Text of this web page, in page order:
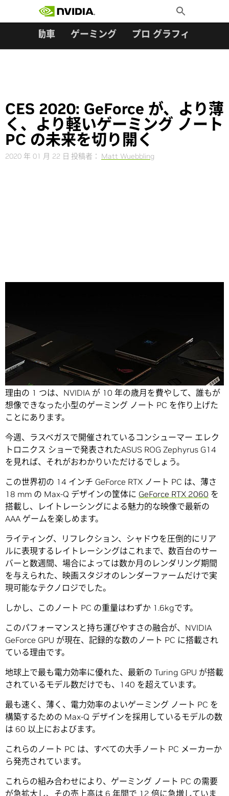
Toggle
Search
自動車 ゲーミング プロ グラフィックス
CES 2020: GeForce が、より薄
く、より軽いゲーミング ノート
PC の未来を切り開く
2020 年 01 月 22 日 投稿者： Matt Wuebbling
PC ゲーミングはかつてないほど普及しています。その主な
理由の 1 つは、NVIDIA が 10 年の歳月を費やして、誰もが
想像できなった小型のゲーミング ノート PC を作り上げた
ことにあります。
今週、ラスベガスで開催されているコンシューマー エレク
トロニクス ショーで発表されたASUS ROG Zephyrus G14
を見れば、それがおわかりいただけるでしょう。
この世界初の 14 インチ GeForce RTX ノート PC は、薄さ
18 mm の Max-Q デザインの筐体に GeForce RTX 2060 を
搭載し、レイトレーシングによる魅力的な映像で最新の
AAA ゲームを楽しめます。
ライティング、リフレクション、シャドウを圧倒的にリア
ルに表現するレイトレーシングはこれまで、数百台のサー
バーと数週間、場合によっては数か月のレンダリング期間
を与えられた、映画スタジオのレンダーファームだけで実
現可能なテクノロジでした。
しかし、このノート PC の重量はわずか 1.6kgです。
このパフォーマンスと持ち運びやすさの融合が、NVIDIA
GeForce GPU が現在、記録的な数のノート PC に搭載され
ている理由です。
地球上で最も電力効率に優れた、最新の Turing GPU が搭載
されているモデル数だけでも、140 を超えています。
最も速く、薄く、電力効率のよいゲーミング ノート PC を
構築するための Max-Q デザインを採用しているモデルの数
は 60 以上におよびます。
これらのノート PC は、すべての大手ノート PC メーカーか
ら発売されています。
これらの組み合わせにより、ゲーミング ノート PC の需要
が急拡大し、その売上高は 6 年間で 12 倍に急増していま